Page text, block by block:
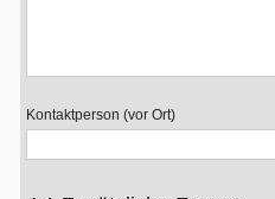
Kontaktperson (vor Ort)